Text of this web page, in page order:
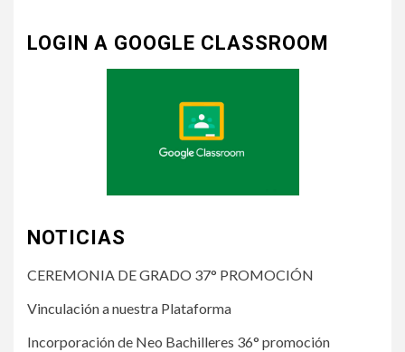
LOGIN A GOOGLE CLASSROOM
NOTICIAS
CEREMONIA DE GRADO 37° PROMOCIÓN
Vinculación a nuestra Plataforma
Incorporación de Neo Bachilleres 36° promoción